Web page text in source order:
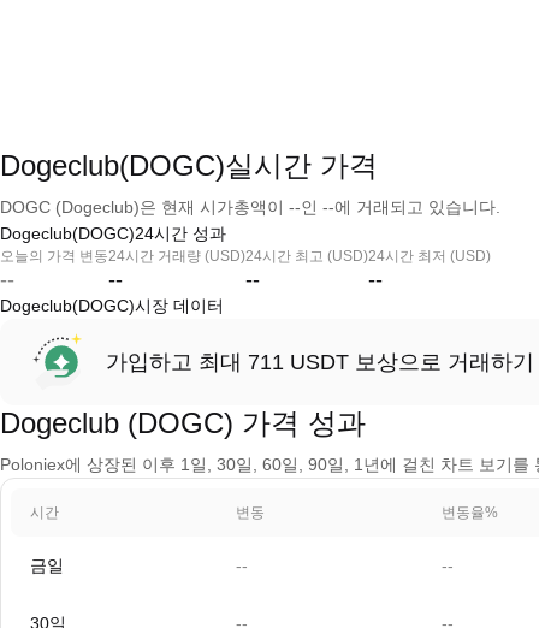
Dogeclub(DOGC)실시간 가격
DOGC (Dogeclub)은 현재 시가총액이 --인 --에 거래되고 있습니다.
Dogeclub(DOGC)24시간 성과
오늘의 가격 변동
--
24시간 거래량 (USD)
--
24시간 최고 (USD)
--
24시간 최저 (USD)
--
Dogeclub(DOGC)시장 데이터
가입하고 최대 711 USDT 보상으로 거래하기
Dogeclub (DOGC) 가격 성과
Poloniex에 상장된 이후 1일, 30일, 60일, 90일, 1년에 걸친 차트 보기
시간 변동 변동율%
금일 -- --
30일 -- --